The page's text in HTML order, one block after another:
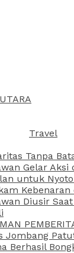
Travel
Tanpa
Gelar
untuk
Kebenaran
Diusir
Jombang
Berhasil